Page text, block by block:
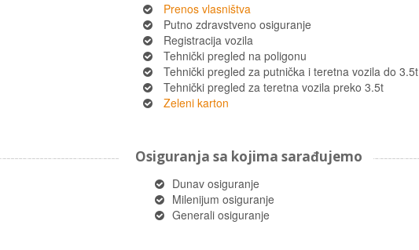
Prenos vlasništva
Putno zdravstveno osiguranje
Registracija vozila
Tehnički pregled na poligonu
Tehnički pregled za putnička i teretna vozila do 3.5t
Tehnički pregled za teretna vozila preko 3.5t
Zeleni karton
Osiguranja sa kojima sarađujemo
Dunav osiguranje
Milenijum osiguranje
Generali osiguranje